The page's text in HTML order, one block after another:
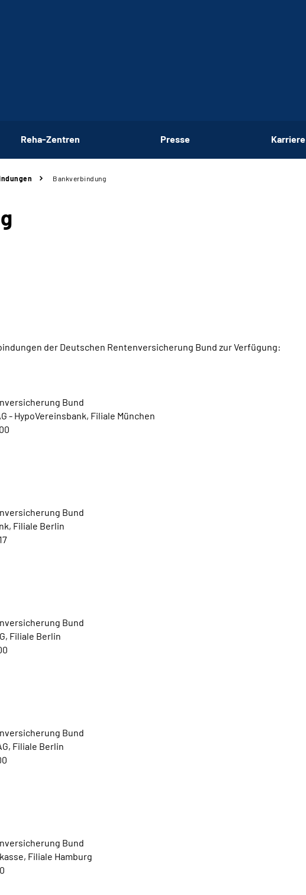
Reha-Zentren Presse Karriere
Bankverbindung
der Deutschen Rentenversicherung Bund zur Verfügung:
Bund
- HypoVereinsbank, Filiale München
Bund
Filiale Berlin
Bund
Filiale Berlin
Bund
Filiale Berlin
Bund
Filiale Hamburg